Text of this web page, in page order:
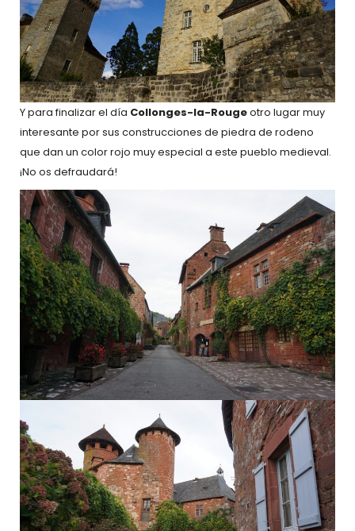
Y para finalizar el día Collonges-la-Rougeotro lugar muy
interesante por sus construcciones de piedra de rodeno
que dan un color rojo muy especial a este pueblo medieval.
¡No os defraudará!